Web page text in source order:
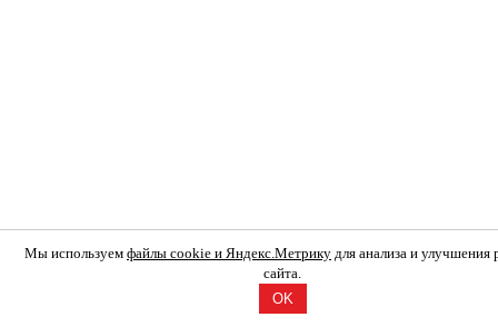
Мы используем файлы cookie и Яндекс.Метрику для анализа и улучшения
сайта.
OK